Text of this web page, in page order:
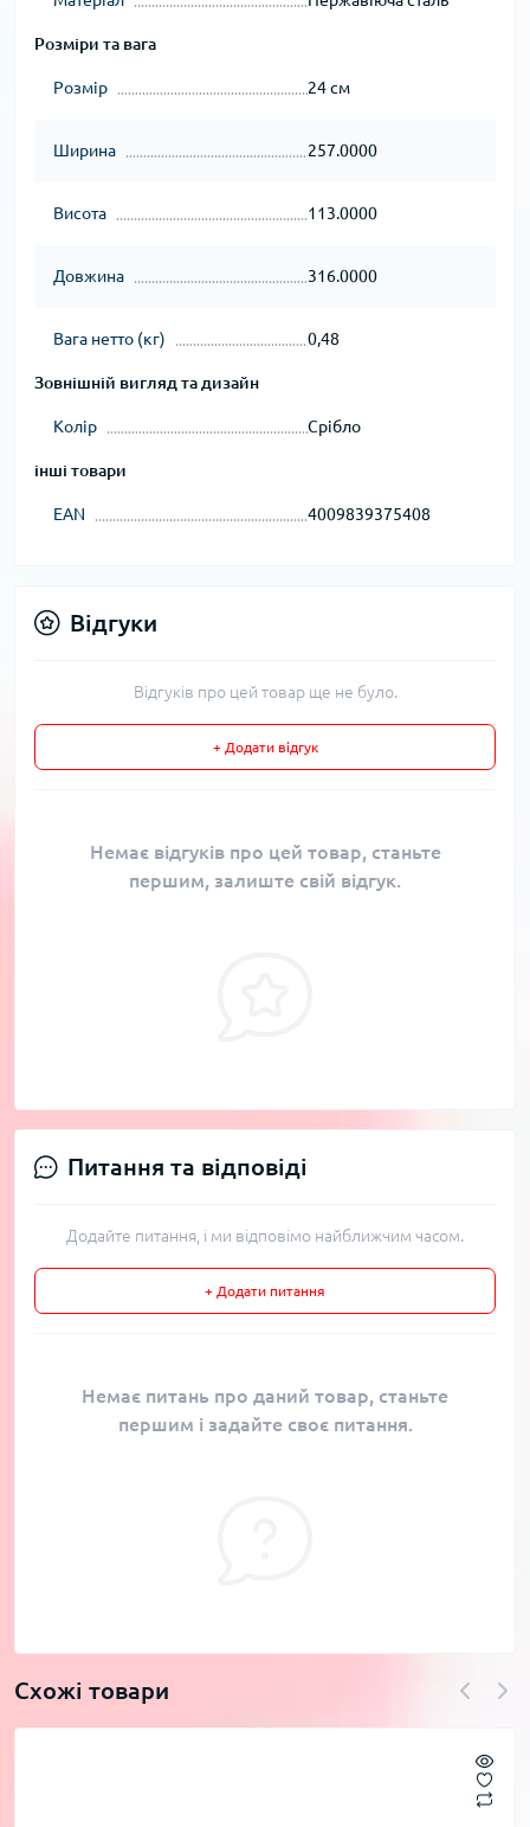
Розміри та вага
Розмір 24 см
Ширина 257.0000
Висота 113.0000
Довжина 316.0000
Вага нетто (кг) 0,48
Зовнішній вигляд та дизайн
Колір Срібло
інші товари
EAN 4009839375408
Відгуки
Відгуків про цей товар ще не було.
+ Додати відгук
Немає відгуків про цей товар, станьте
першим, залиште свій відгук.
Питання та відповіді
Додайте питання, і ми відповімо найближчим часом.
+ Додати питання
Немає питань про даний товар, станьте
першим і задайте своє питання.
Схожі товари